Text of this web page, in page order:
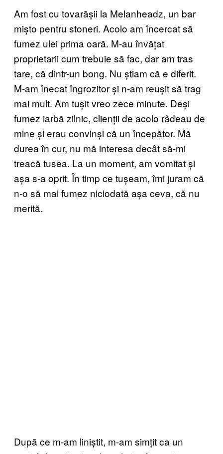
Am fost cu tovarășii la Melanheadz, un bar
mișto pentru stoneri. Acolo am încercat să
fumez ulei prima oară. M-au învățat
proprietarii cum trebuie să fac, dar am tras
tare, că dintr-un bong. Nu știam că e diferit.
M-am înecat îngrozitor și n-am reușit să trag
mai mult. Am tușit vreo zece minute. Deși
fumez iarbă zilnic, clienții de acolo râdeau de
mine și erau convinși că un începător. Mă
durea în cur, nu mă interesa decât să-mi
treacă tusea. La un moment, am vomitat și
așa s-a oprit. În timp ce tușeam, îmi juram că
n-o să mai fumez niciodată așa ceva, că nu
merită.
După ce m-am liniștit, m-am simțit ca un